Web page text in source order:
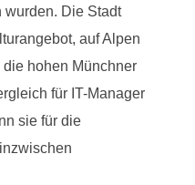
wurden. Die Stadt
auf Alpen
hohen Münchner
für IT-Manager
sie für die